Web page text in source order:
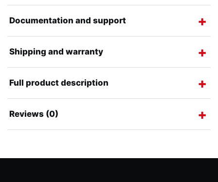
Documentation and support
Shipping and warranty
Full product description
Reviews (0)